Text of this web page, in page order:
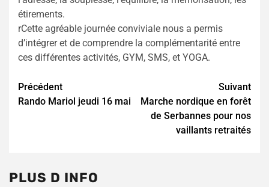
étirements.
rCette agréable journée conviviale nous a permis
d’intégrer et de comprendre la complémentarité entre
ces différentes activités, GYM, SMS, et YOGA.
Continue
Reading
Précédent
Rando Mariol jeudi 16 mai
Suivant
Marche nordique en forêt
de Serbannes pour nos
vaillants retraités
PLUS D INFO